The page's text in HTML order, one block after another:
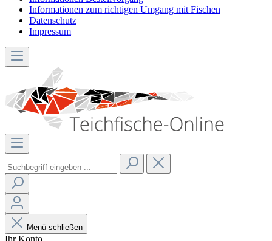
Informationen zum richtigen Umgang mit Fischen
Datenschutz
Impressum
Menü schließen
Ihr Konto